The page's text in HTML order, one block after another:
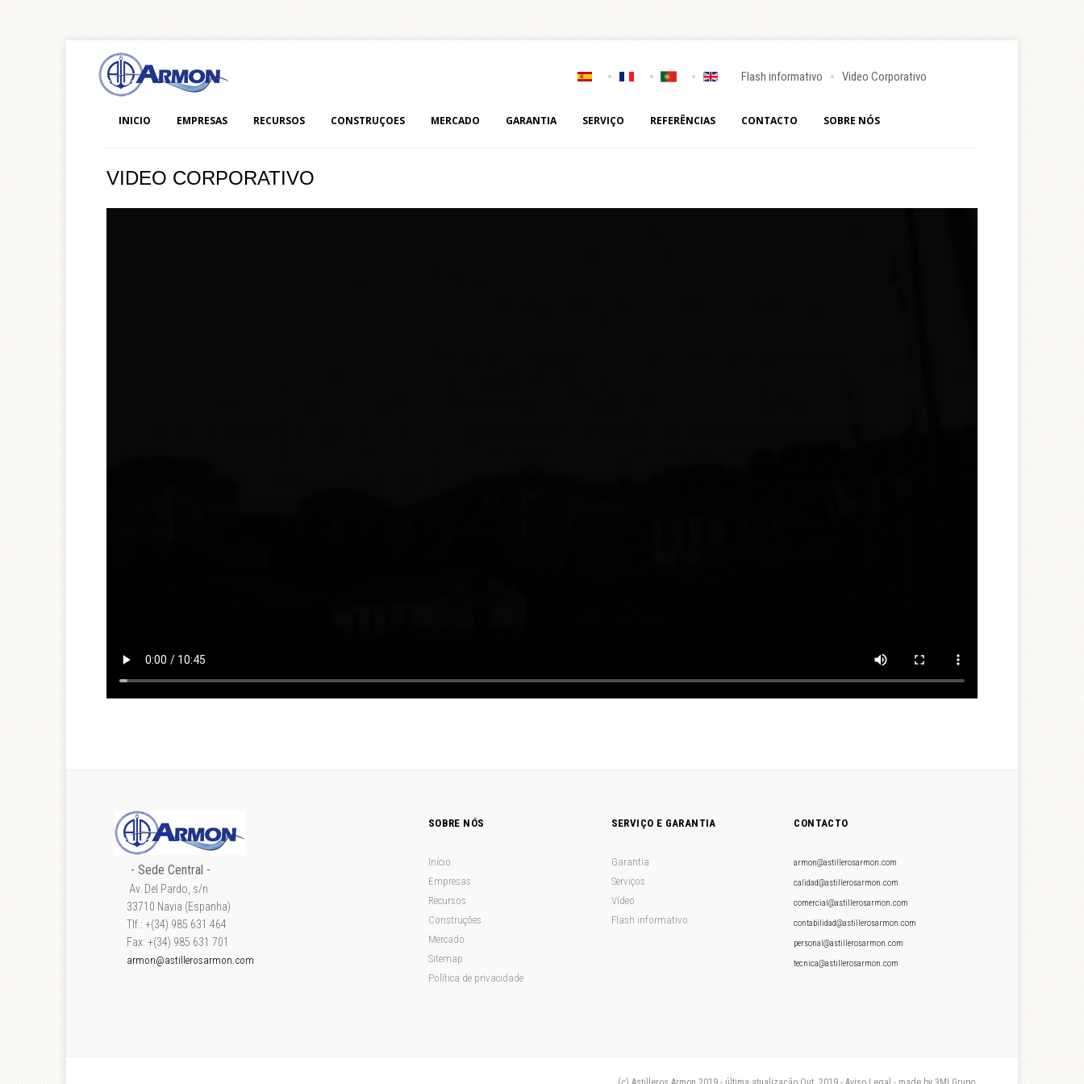
Flash informativo Video Corporativo
INICIO EMPRESAS RECURSOS CONSTRUÇOES MERCADO GARANTIA SERVIÇO REFERÊNCIAS CONTACTO SOBRE NÓS
VIDEO CORPORATIVO
- Sede Central -
Av. Del Pardo, s/n
33710 Navia (Espanha)
Tlf.: +(34) 985 631 464
Fax: +(34) 985 631 701
armon@astillerosarmon.com
SOBRE NÓS
Início
Empresas
Recursos
Construções
Mercado
Sitemap
Política de privacidade
SERVIÇO E GARANTIA
Garantia
Serviços
Vídeo
Flash informativo
CONTACTO
armon@astillerosarmon.com
calidad@astillerosarmon.com
comercial@astillerosarmon.com
contabilidad@astillerosarmon.com
personal@astillerosarmon.com
tecnica@astillerosarmon.com